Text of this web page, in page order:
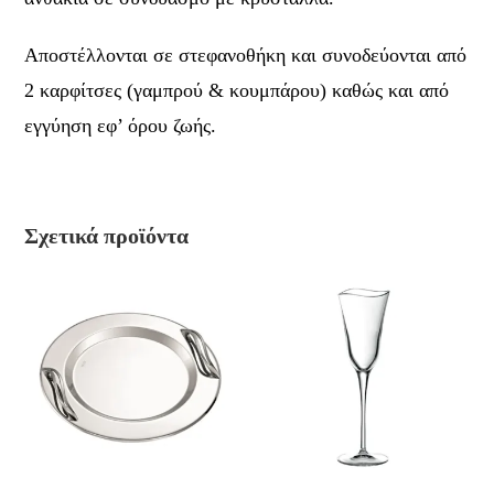
Αποστέλλονται σε στεφανοθήκη και συνοδεύονται από
2 καρφίτσες (γαμπρού & κουμπάρου) καθώς και από
εγγύηση εφ’ όρου ζωής.
Σχετικά προϊόντα